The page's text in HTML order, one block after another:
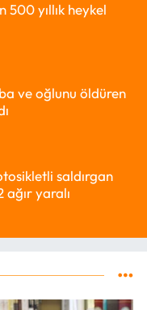
500 yıllık heykel
ve oğlunu öldüren
saldırgan
ağır yaralı